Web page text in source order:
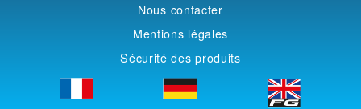
Nous contacter
Mentions légales
Sécurité des produits